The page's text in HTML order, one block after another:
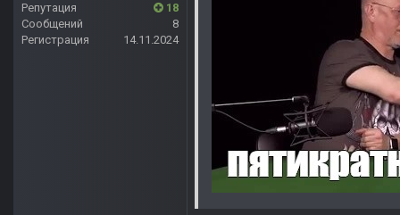
Репутация
18
Сообщений
8
Регистрация
14.11.2024